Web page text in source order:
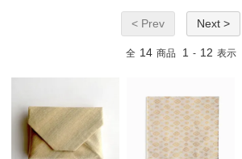
< Prev Next >
全 14 商品 1 - 12 表示